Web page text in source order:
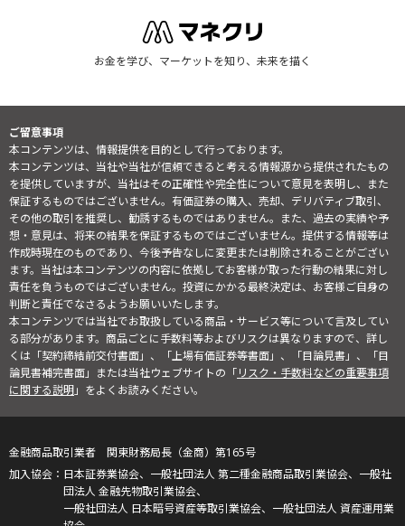
お金を学び、マーケットを知り、未来を描く
ご留意事項
本コンテンツは、情報提供を目的として行っております。
本コンテンツは、当社や当社が信頼できると考える情報源から提供されたもの
を提供していますが、当社はその正確性や完全性について意見を表明し、また
保証するものではございません。有価証券の購入、売却、デリバティブ取引、
その他の取引を推奨し、勧誘するものではありません。また、過去の実績や予
想・意見は、将来の結果を保証するものではございません。提供する情報等は
作成時現在のものであり、今後予告なしに変更または削除されることがござい
ます。当社は本コンテンツの内容に依拠してお客様が取った行動の結果に対し
責任を負うものではございません。投資にかかる最終決定は、お客様ご自身の
判断と責任でなさるようお願いいたします。
本コンテンツでは当社でお取扱している商品・サービス等について言及してい
る部分があります。商品ごとに手数料等およびリスクは異なりますので、詳し
くは「契約締結前交付書面」、「上場有価証券等書面」、「目論見書」、「目
論見書補完書面」または当社ウェブサイトの「リスク・手数料などの重要事項
に関する説明」をよくお読みください。
金融商品取引業者 関東財務局長（金商）第165号
日本証券業協会、一般社団法人 第二種金融商品取引業協会、一般社
団法人 金融先物取引業協会、
一般社団法人 日本暗号資産等取引業協会、一般社団法人 資産運用業